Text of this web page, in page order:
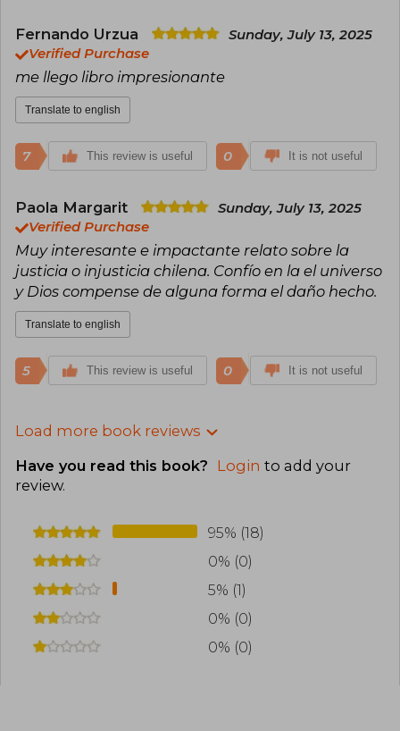
Fernando Urzua
Sunday, July 13, 2025
Verified Purchase
me llego libro impresionante
Translate to english
7 This review is useful 0 It is not useful
Paola Margarit
Sunday, July 13, 2025
Verified Purchase
Muy interesante e impactante relato sobre la
justicia o injusticia chilena. Confío en la el universo
y Dios compense de alguna forma el daño hecho.
Translate to english
5 This review is useful 0 It is not useful
Load more book reviews
Have you read this book? Login to add your
review.
95% (18)
0% (0)
5% (1)
0% (0)
0% (0)